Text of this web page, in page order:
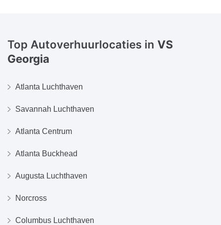
Top Autoverhuurlocaties in VS
Georgia
Atlanta Luchthaven
Savannah Luchthaven
Atlanta Centrum
Atlanta Buckhead
Augusta Luchthaven
Norcross
Columbus Luchthaven